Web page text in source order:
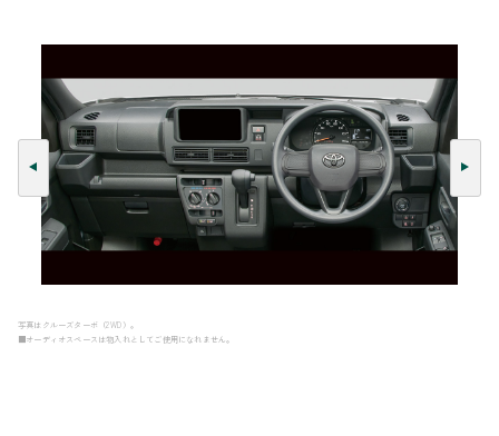
写真はクルーズターボ（2WD）。
■オーディオスペースは物入れとしてご使用になれません。